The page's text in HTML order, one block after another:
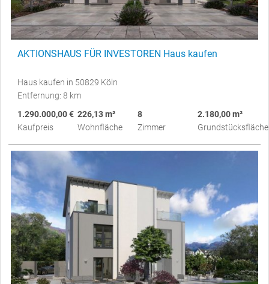
AKTIONSHAUS FÜR INVESTOREN Haus kaufen
Haus kaufen in 50829 Köln
Entfernung: 8 km
1.290.000,00 €
Kaufpreis
226,13 m²
Wohnfläche
8
Zimmer
2.180,00 m²
Grundstücksfläche